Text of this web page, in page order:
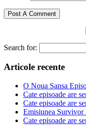
Search for:
Articole recente
O Noua Sansa
Cate episoade are
Cate episoade are
Emisiunea Survivor
Cate episoade are